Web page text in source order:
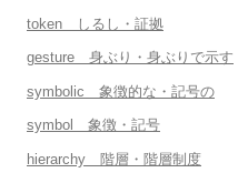
token しるし・証拠
gesture 身ぶり・身ぶりで示す
symbolic 象徴的な・記号の
symbol 象徴・記号
hierarchy 階層・階層制度